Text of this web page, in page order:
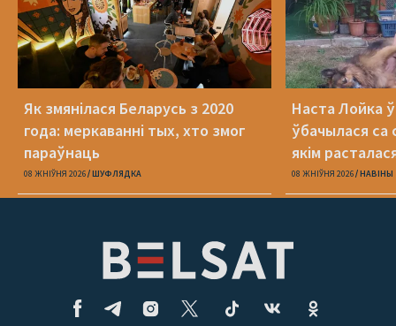
Як змянілася Беларусь з 2020
года: меркаванні тых, хто змог
параўнаць
08 ЖНІЎНЯ 2026 ШУФЛЯДКА
Наста Лойка
ўбачылася са
якім
амаль 4 гады
08 ЖНІЎНЯ 2026 НАВІНЫ